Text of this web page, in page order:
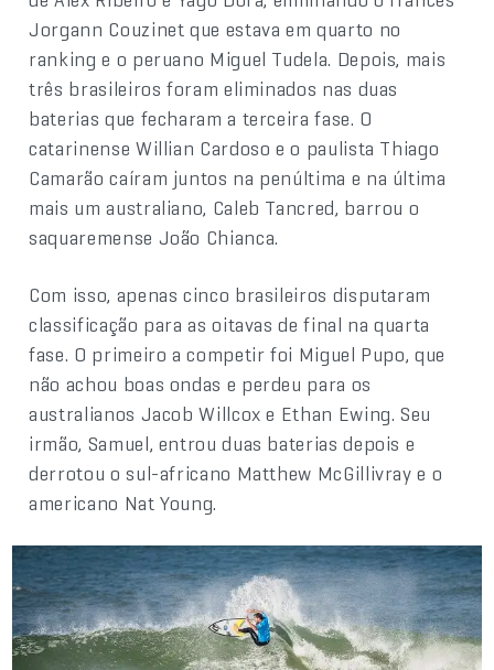
Jorgann Couzinet que estava em quarto no
ranking e o peruano Miguel Tudela. Depois, mais
três brasileiros foram eliminados nas duas
baterias que fecharam a terceira fase. O
catarinense Willian Cardoso e o paulista Thiago
Camarão caíram juntos na penúltima e na última
mais um australiano, Caleb Tancred, barrou o
saquaremense João Chianca.
Com isso, apenas cinco brasileiros disputaram
classificação para as oitavas de final na quarta
fase. O primeiro a competir foi Miguel Pupo, que
não achou boas ondas e perdeu para os
australianos Jacob Willcox e Ethan Ewing. Seu
irmão, Samuel, entrou duas baterias depois e
derrotou o sul-africano Matthew McGillivray e o
americano Nat Young.